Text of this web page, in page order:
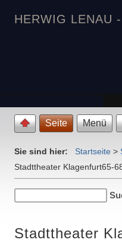
HERWIG LENAU
Seite Menü
Sie sind hier: Startseite >
Stadttheater Klagenfurt65-
Stadttheater